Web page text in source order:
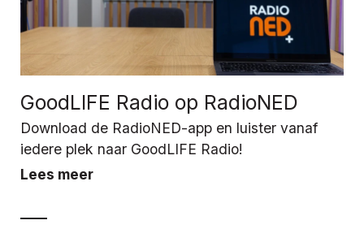
GoodLIFE Radio op RadioNED
Download de RadioNED-app en luister vanaf
iedere plek naar GoodLIFE Radio!
Lees meer